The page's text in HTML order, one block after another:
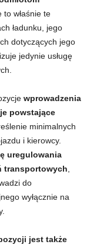
to właśnie te
ładunku, jego
dotyczących jego
jedynie usługę
wprowadzenia
powstające
minimalnych
i kierowcy.
uregulowania
transportowych
do
wyłącznie na
jest także